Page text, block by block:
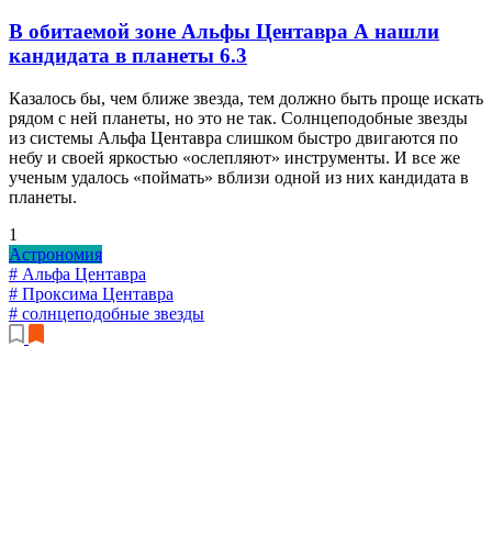
В обитаемой зоне Альфы Центавра А нашли
кандидата в планеты 6.3
Казалось бы, чем ближе звезда, тем должно быть проще искать
рядом с ней планеты, но это не так. Солнцеподобные звезды
из системы Альфа Центавра слишком быстро двигаются по
небу и своей яркостью «ослепляют» инструменты. И все же
ученым удалось «поймать» вблизи одной из них кандидата в
планеты.
1
Астрономия
# Альфа Центавра
# Проксима Центавра
# солнцеподобные звезды